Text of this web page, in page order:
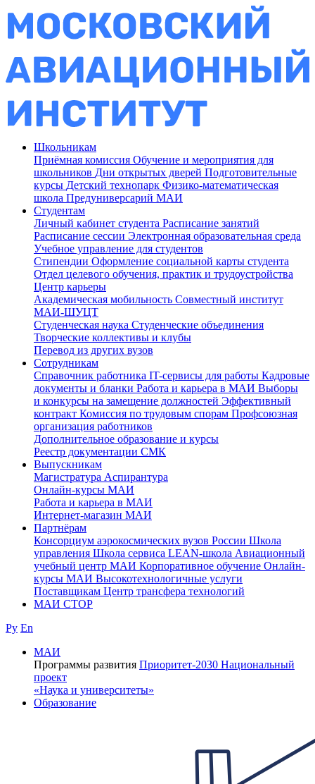
Школьникам
Приёмная комиссия Обучение и мероприятия для
школьников Дни открытых дверей Подготовительные
курсы Детский технопарк Физико-математическая
школа Предуниверсарий МАИ
Студентам
Личный кабинет студента Расписание занятий
Расписание сессии Электронная образовательная среда
Учебное управление для студентов
Стипендии Оформление социальной карты студента
Отдел целевого обучения, практик и трудоустройства
Центр карьеры
Академическая мобильность Совместный институт
МАИ-ШУЦТ
Студенческая наука Студенческие объединения
Творческие коллективы и клубы
Перевод из других вузов
Сотрудникам
Cправочник работника IT-сервисы для работы Кадровые
документы и бланки Работа и карьера в МАИ Выборы
и конкурсы на замещение должностей Эффективный
контракт Комиссия по трудовым спорам Профсоюзная
организация работников
Дополнительное образование и курсы
Реестр документации СМК
Выпускникам
Магистратура Аспирантура
Онлайн-курсы МАИ
Работа и карьера в МАИ
Интернет-магазин МАИ
Партнёрам
Консорциум аэрокосмических вузов России Школа
управления Школа сервиса LEAN-школа Авиационный
учебный центр МАИ Корпоративное обучение Онлайн-
курсы МАИ Высокотехнологичные услуги
Поставщикам Центр трансфера технологий
МАИ СТОР
Ру En
МАИ
Программы развития Приоритет-2030 Национальный
проект
«Наука и университеты»
Образование